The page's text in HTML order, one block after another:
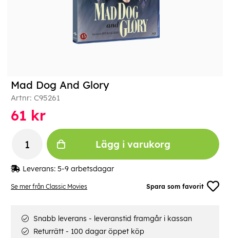
Se mer från Classic Movies Spara som favorit
Mad Dog And Glory
Artnr: C95261
61 kr
Lägg i varukorg
Leverans: 5-9 arbetsdagar
Snabb leverans - leveranstid framgår i kassan
Returrätt - 100 dagar öppet köp